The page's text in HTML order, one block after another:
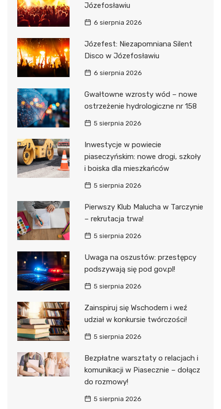
Józefosławiu
6 sierpnia 2026
Józefest: Niezapomniana Silent
Disco w Józefosławiu
6 sierpnia 2026
Gwałtowne wzrosty wód – nowe
ostrzeżenie hydrologiczne nr 158
5 sierpnia 2026
Inwestycje w powiecie
piaseczyńskim: nowe drogi, szkoły
i boiska dla mieszkańców
5 sierpnia 2026
Pierwszy Klub Malucha w Tarczynie
– rekrutacja trwa!
5 sierpnia 2026
Uwaga na oszustów: przestępcy
podszywają się pod gov.pl!
5 sierpnia 2026
Zainspiruj się Wschodem i weź
udział w konkursie twórczości!
5 sierpnia 2026
Bezpłatne warsztaty o relacjach i
komunikacji w Piasecznie – dołącz
do rozmowy!
5 sierpnia 2026